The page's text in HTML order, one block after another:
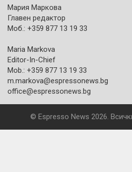
Мария Маркова
Главен редактор
Моб.: +359 877 13 19 33
Maria Markova
Editor-In-Chief
Mob.: +359 877 13 19 33
m.markova@espressonews.bg
office@espressonews.bg
© Espresso News 2026.